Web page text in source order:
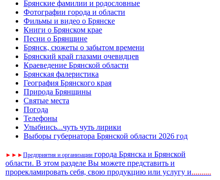
Брянские фамилии и родословные
Фотографии города и области
Фильмы и видео о Брянске
Книги о Брянском крае
Песни о Брянщине
Брянск, сюжеты о забытом времени
Брянский край глазами очевидцев
Краеведение Брянской области
Брянская фалеристика
География Брянского края
Природа Брянщины
Святые места
Погода
Телефоны
Улыбнись...чуть чуть лирики
Выборы губернатора Брянской области 2026 год
► ► ►Предприятия и организации города Брянска и Брянской
области. В этом разделе Вы можете представить и
прорекламировать себя, свою продукцию или услугу и..........